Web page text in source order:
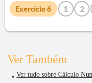
Exercício6 1 2
Ver Também
Ver tudo sobre Cálculo